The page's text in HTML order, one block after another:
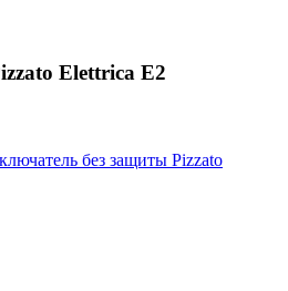
Elettrica E2